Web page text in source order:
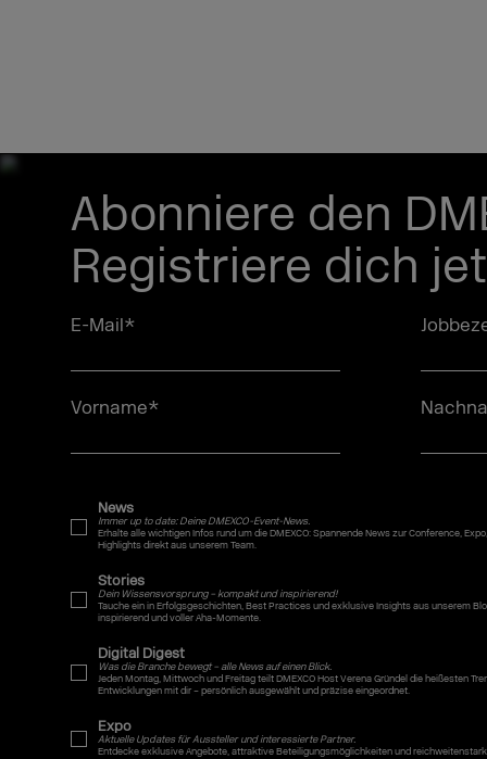
Abonniere den
Registriere dich
E-Mail*
Vorname*
News
Immer up to date: Deine DMEXCO-Event-News.
Erhalte alle wichtigen Infos rund um die DMEXCO: Spannende News zur Conference,
Highlights direkt aus unserem Team.
Stories
Dein Wissensvorsprung – kompakt und inspirierend!
Tauche ein in Erfolgsgeschichten, Best Practices und exklusive Insights aus unserem
inspirierend und voller Aha-Momente.
Digital Digest
Was die Branche bewegt – alle News auf einen Blick.
Jeden Montag, Mittwoch und Freitag teilt DMEXCO Host Verena Gründel die heißesten
Entwicklungen mit dir – persönlich ausgewählt und präzise eingeordnet.
Expo
Aktuelle Updates für Aussteller und interessierte Partner.
Entdecke exklusive Angebote, attraktive Beteiligungsmöglichkeiten und